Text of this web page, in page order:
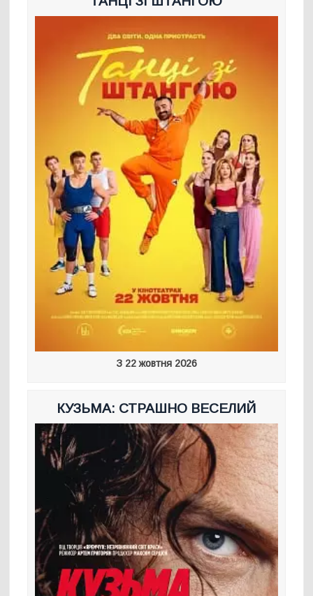
З 22 жовтня 2026
КУЗЬМА: СТРАШНО ВЕСЕЛИЙ